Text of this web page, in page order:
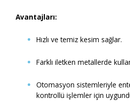
Avantajları:
Hızlı ve temiz kesim sağlar.
Farklı iletken metallerde
Otomasyon sistemleriyle
kontrollü işlemler için